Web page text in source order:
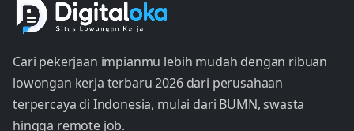
Cari pekerjaan impianmu lebih mudah dengan ribuan
lowongan kerja terbaru 2026 dari perusahaan
terpercaya di Indonesia, mulai dari BUMN, swasta
hingga remote job.